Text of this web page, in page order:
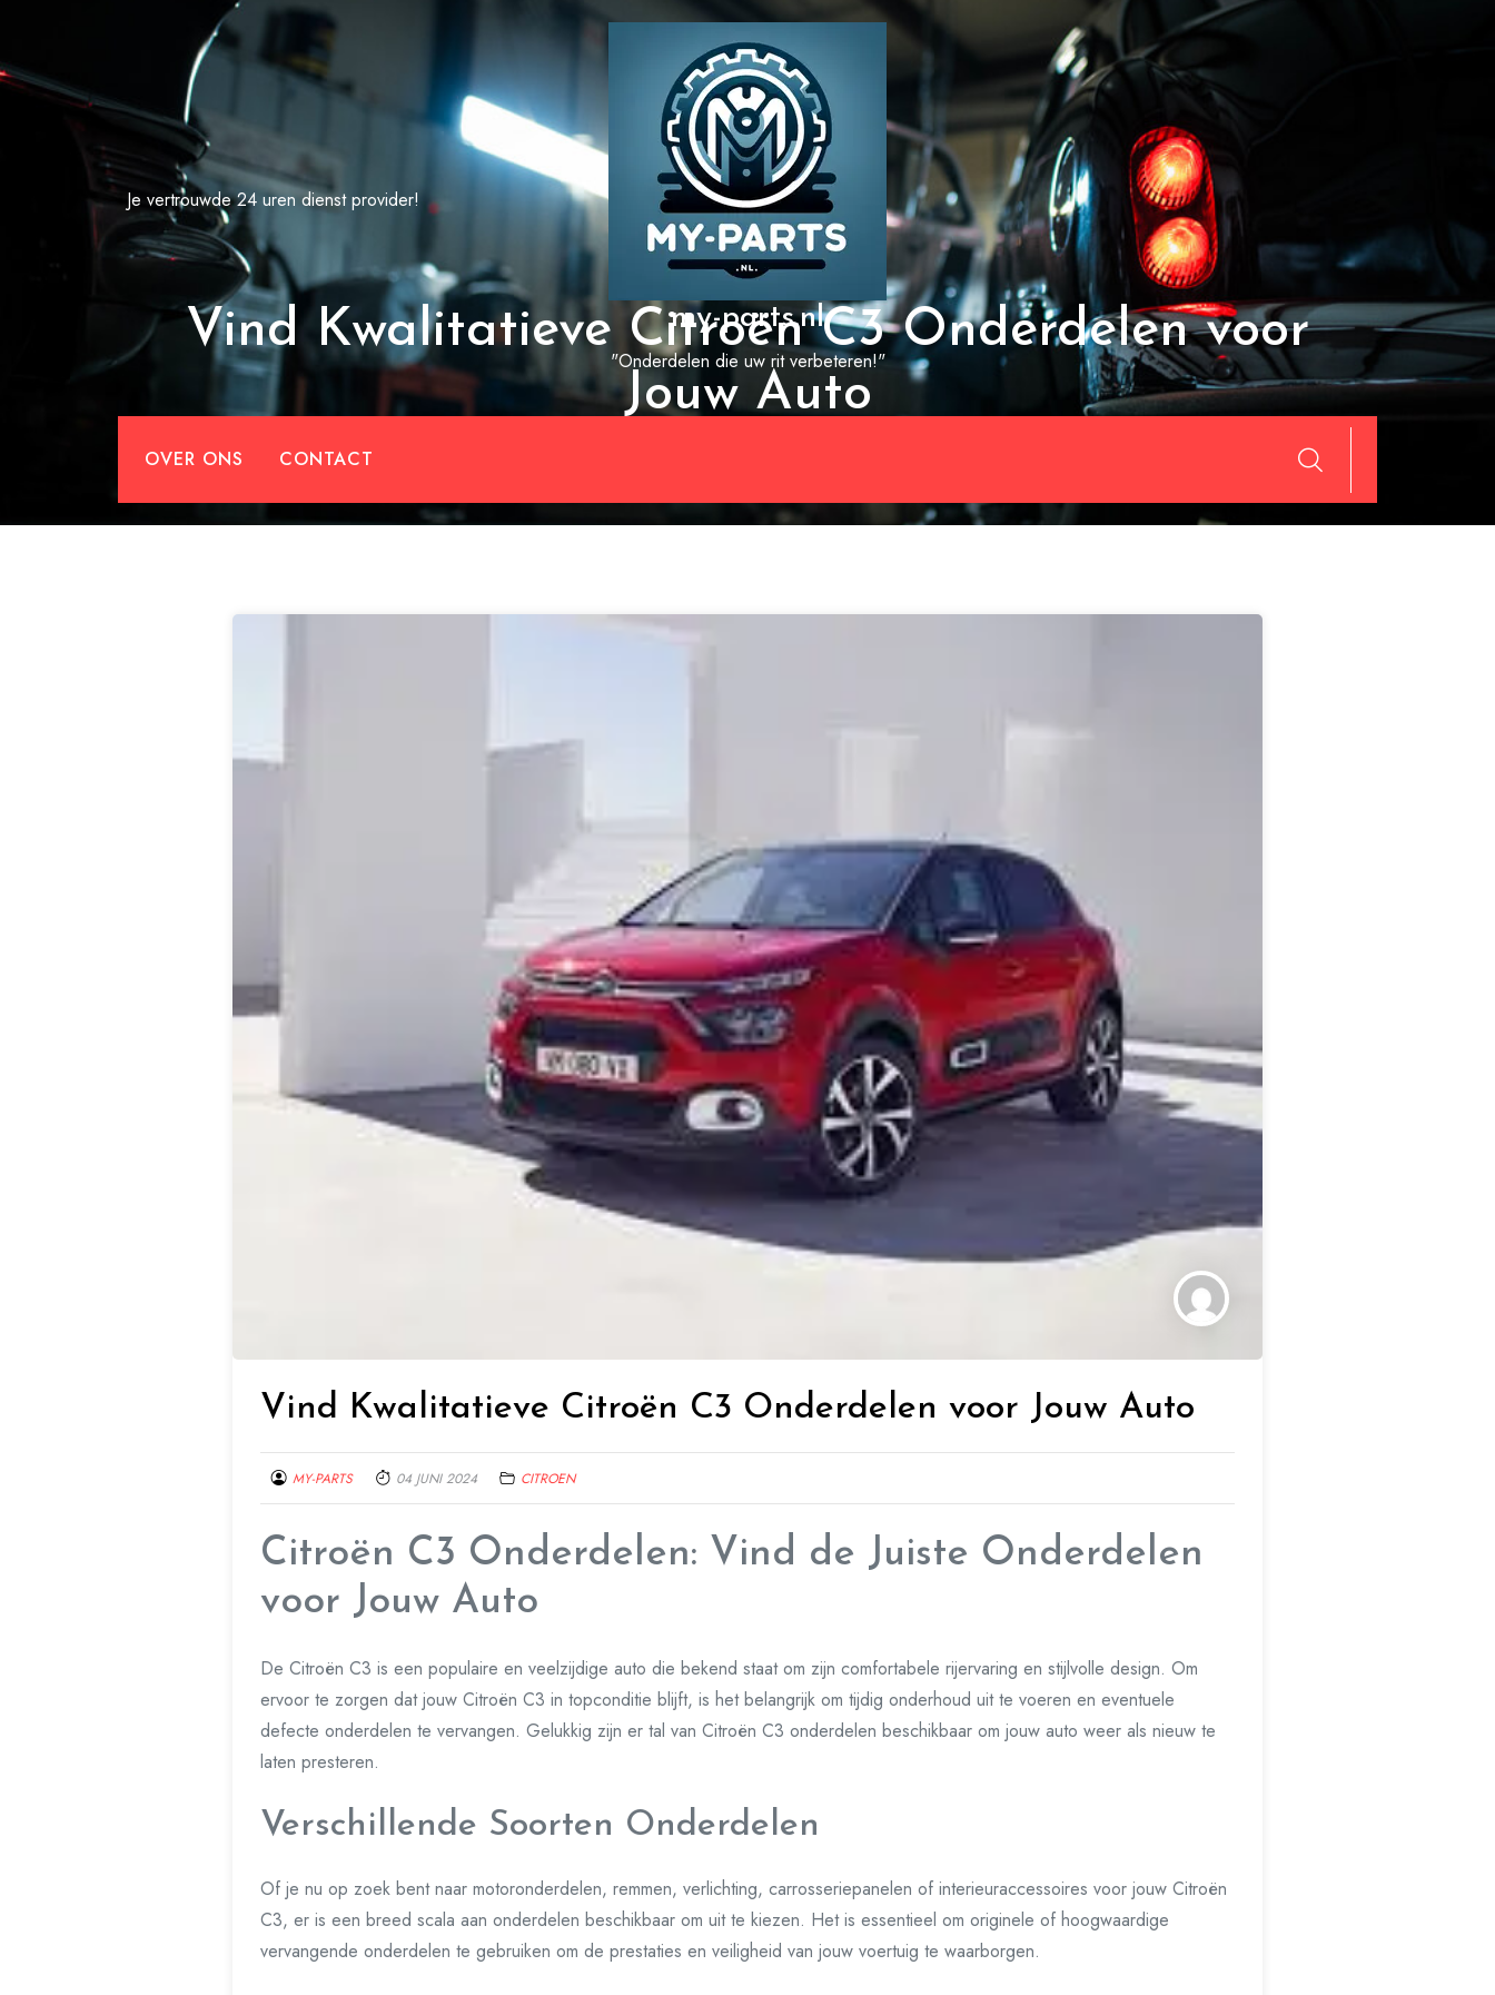
de
Je vertrouwde 24 uren dienst provider!
my-parts.nl
"Onderdelen die uw rit verbeteren!"
OVER ONS CONTACT
Vind Kwalitatieve Citroën C3 Onderdelen voor
Jouw Auto
Vind Kwalitatieve Citroën C3 Onderdelen voor Jouw Auto
MY-PARTS 04 JUNI 2024 CITROEN
Citroën C3 Onderdelen: Vind de Juiste Onderdelen
voor Jouw Auto
De Citroën C3 is een populaire en veelzijdige auto die bekend staat om zijn comfortabele rijervaring en stijlvolle design. Om
ervoor te zorgen dat jouw Citroën C3 in topconditie blijft, is het belangrijk om tijdig onderhoud uit te voeren en eventuele
defecte onderdelen te vervangen. Gelukkig zijn er tal van Citroën C3 onderdelen beschikbaar om jouw auto weer als nieuw te
laten presteren.
Verschillende Soorten Onderdelen
Of je nu op zoek bent naar motoronderdelen, remmen, verlichting, carrosseriepanelen of interieuraccessoires voor jouw Citroën
C3, er is een breed scala aan onderdelen beschikbaar om uit te kiezen. Het is essentieel om originele of hoogwaardige
vervangende onderdelen te gebruiken om de prestaties en veiligheid van jouw voertuig te waarborgen.